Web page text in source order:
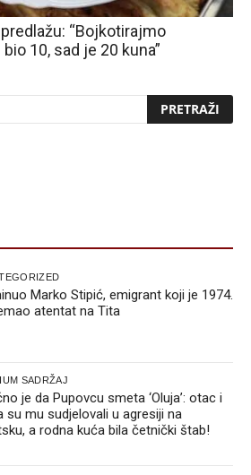
“Bojkotirajmo
10, sad je 20 kuna”
Marko Stipić, emigrant koji je 1974.
atentat na Tita
SADRŽAJ
je da Pupovcu smeta ‘Oluja’: otac i
su mu sudjelovali u agresiji na
a rodna kuća bila četnički štab!